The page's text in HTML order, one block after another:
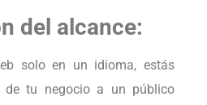
del alcance:
solo en un idioma, estás
de tu negocio a un público